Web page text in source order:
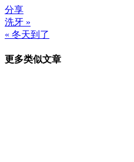
分享
文
章
导
洗牙 »
« 冬天到了
更多类似文章